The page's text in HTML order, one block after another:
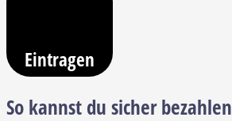
Eintragen
So kannst du sicher bezahlen